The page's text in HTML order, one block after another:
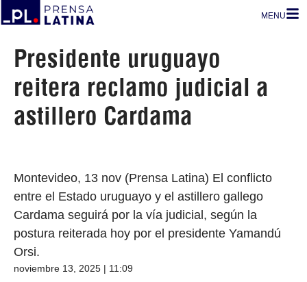
MENU
Presidente uruguayo
reitera reclamo judicial a
astillero Cardama
Montevideo, 13 nov (Prensa Latina) El conflicto
entre el Estado uruguayo y el astillero gallego
Cardama seguirá por la vía judicial, según la
postura reiterada hoy por el presidente Yamandú
Orsi.
noviembre 13, 2025 | 11:09